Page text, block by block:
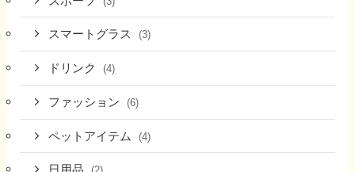
スマートグラス (3)
ドリンク (4)
ファッション (6)
ペットアイテム (4)